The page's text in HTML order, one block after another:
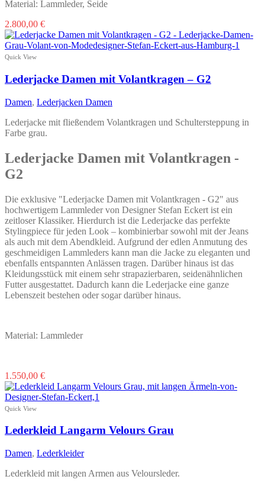
Material: Lammleder, Seide
2.800,00 €Dieses
Produkt
weist
auf.
Die
Optionen
können
auf
gewählt
werden
Quick View
Lederjacke Damen mit Volantkragen – G2
Damen, Lederjacken Damen
Lederjacke mit fließendem Volantkragen und Schultersteppung in
Farbe grau.
Lederjacke Damen mit Volantkragen -
G2
Die exklusive "Lederjacke Damen mit Volantkragen - G2" aus
hochwertigem Lammleder von Designer Stefan Eckert ist ein
zeitloser Klassiker. Hierdurch ist die Lederjacke das perfekte
Stylingpiece für jeden Look – kombinierbar sowohl mit der Jeans
als auch mit dem Abendkleid. Aufgrund der edlen Anmutung des
geschmeidigen Lammleders kann man die Jacke zu eleganten und
ebenfalls entspannten Anlässen tragen. Darüber hinaus ist das
Kleidungsstück mit einem sehr strapazierbaren, seidenähnlichen
Futter ausgestattet. Dadurch kann die Lederjacke eine ganze
Lebenszeit bestehen oder sogar darüber hinaus.
Material: Lammleder
1.550,00 €Dieses
Produkt
weist
auf.
Optionen
können
auf
Quick View
Lederkleid Langarm Velours Grau
Damen, Lederkleider
Lederkleid mit langen Armen aus Veloursleder.